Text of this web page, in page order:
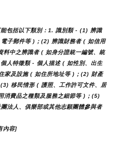
包括以下類別：1. 識別類 - (1) 辨識
子郵件等 )；(2) 辨識財務者 ( 如信用
中之辨識者 ( 如身分證統一編號、統
人特徵類 - 個人描述 ( 如性別、出生
家及設施 ( 如住所地址等 )；(2) 財產
(3) 移民情形 ( 護照、工作許可文件、居
消費品之種類及服務之細節等 )；(5)
法人、俱樂部或其他志願團體參與者
內容]